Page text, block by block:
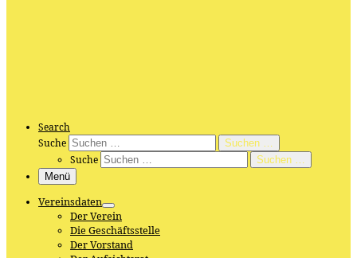
Search
Suche
Suchen …
Suche
Suchen …
Menü
Vereinsdaten
Der Verein
Die Geschäftsstelle
Der Vorstand